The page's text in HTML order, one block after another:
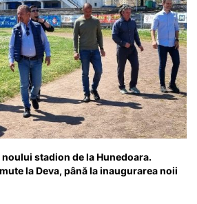
stadion de la Hunedoara.
la Deva, până la inaugurarea noii